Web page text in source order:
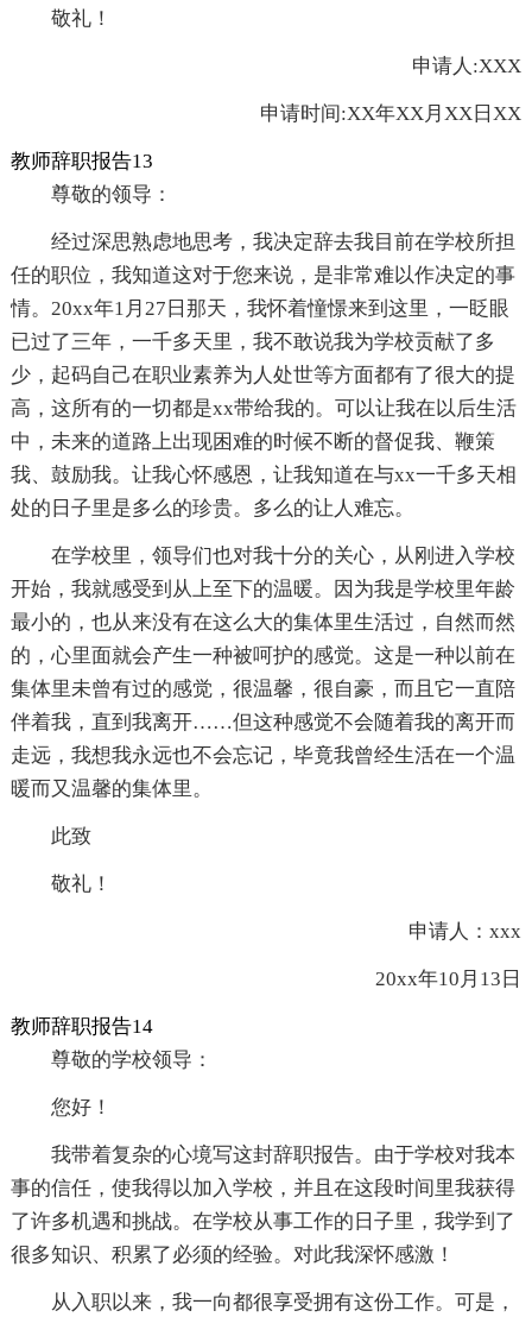
敬礼！
申请人:XXX
申请时间:XX年XX月XX日XX
教师辞职报告13
尊敬的领导：
经过深思熟虑地思考，我决定辞去我目前在学校所担
任的职位，我知道这对于您来说，是非常难以作决定的事
情。20xx年1月27日那天，我怀着憧憬来到这里，一眨眼
已过了三年，一千多天里，我不敢说我为学校贡献了多
少，起码自己在职业素养为人处世等方面都有了很大的提
高，这所有的一切都是xx带给我的。可以让我在以后生活
中，未来的道路上出现困难的时候不断的督促我、鞭策
我、鼓励我。让我心怀感恩，让我知道在与xx一千多天相
处的日子里是多么的珍贵。多么的让人难忘。
在学校里，领导们也对我十分的关心，从刚进入学校
开始，我就感受到从上至下的温暖。因为我是学校里年龄
最小的，也从来没有在这么大的集体里生活过，自然而然
的，心里面就会产生一种被呵护的感觉。这是一种以前在
集体里未曾有过的感觉，很温馨，很自豪，而且它一直陪
伴着我，直到我离开……但这种感觉不会随着我的离开而
走远，我想我永远也不会忘记，毕竟我曾经生活在一个温
暖而又温馨的集体里。
此致
敬礼！
申请人：xxx
20xx年10月13日
教师辞职报告14
尊敬的学校领导：
您好！
我带着复杂的心境写这封辞职报告。由于学校对我本
事的信任，使我得以加入学校，并且在这段时间里我获得
了许多机遇和挑战。在学校从事工作的日子里，我学到了
很多知识、积累了必须的经验。对此我深怀感激！
从入职以来，我一向都很享受拥有这份工作。可是，